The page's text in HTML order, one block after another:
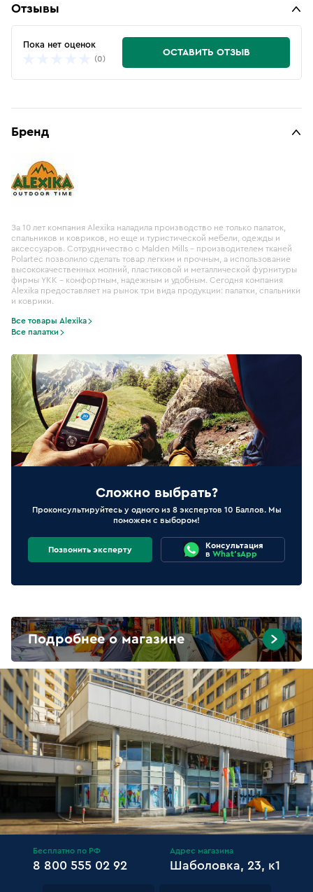
Отзывы
Пока нет оценок
(0)
ОСТАВИТЬ ОТЗЫВ
Бренд
За 10 лет компания Alexika наладила производство не только палаток,
спальников и ковриков, но еще и туристической мебели, одежды и
аксессуаров. Сотрудничество с Malden Mills - производителем тканей
Polartec позволило сделать товар легким и прочным, а использование
высококачественных молний, пластиковой и металлической фурнитуры
фирмы YKK – комфортным, надежным и удобным. Сегодня компания
Alexika предоставляет на рынок три вида продукции: палатки, спальники
и коврики.
Все товары Alexika
Все палатки
Сложно выбрать?
Проконсультируйтесь у одного из 8 экспертов 10 Баллов. Мы
поможем с выбором!
Позвонить эксперту
Консультация
в What'sApp
Подробнее о магазине
Бесплатно по РФ
8 800 555 02 92
Адрес магазина
Шаболовка, 23, к1